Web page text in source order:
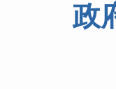
政